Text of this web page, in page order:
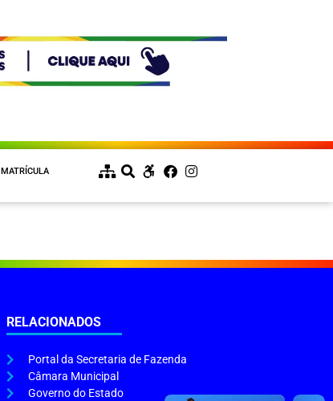
MATRÍCULA
RELACIONADOS
Portal da Secretaria de Fazenda
Câmara Municipal
Governo do Estado